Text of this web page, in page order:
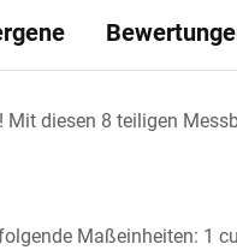
diesen 8 teiligen
Maßeinheiten: